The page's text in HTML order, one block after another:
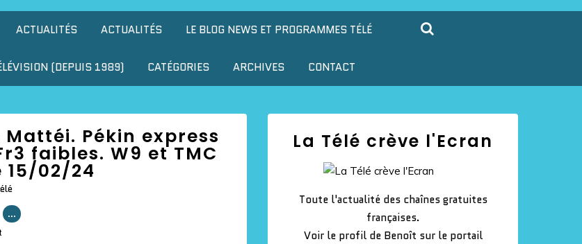
ACTUALITÉS ACTUALITÉS LE BLOG NEWS ET PROGRAMMES TÉLÉ
(DEPUIS 1989) CATÉGORIES ARCHIVES CONTACT
Pékin express
faibles. W9 et TMC
15/02/24
…
La Télé crève l'Ecran
Toute l'actualité des chaînes gratuites
françaises.
Voir le profil de Benoît sur le portail